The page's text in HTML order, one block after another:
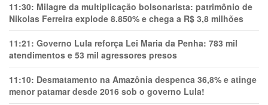
11:30: Milagre da multiplicação bolsonarista: patrimônio de
Nikolas Ferreira explode 8.850% e chega a R$ 3,8 milhões
11:21: Governo Lula reforça Lei Maria da Penha: 783 mil
atendimentos e 53 mil agressores presos
11:10: Desmatamento na Amazônia despenca 36,8% e atinge
menor patamar desde 2016 sob o governo Lula!